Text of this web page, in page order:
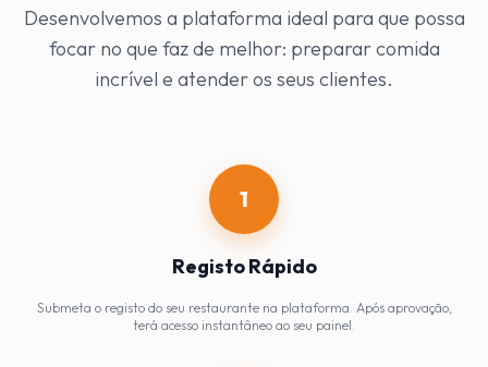
Desenvolvemos a plataforma ideal para que possa
focar no que faz de melhor: preparar comida
incrível e atender os seus clientes.
1
Registo Rápido
Submeta o registo do seu restaurante na plataforma. Após aprovação,
terá acesso instantâneo ao seu painel.